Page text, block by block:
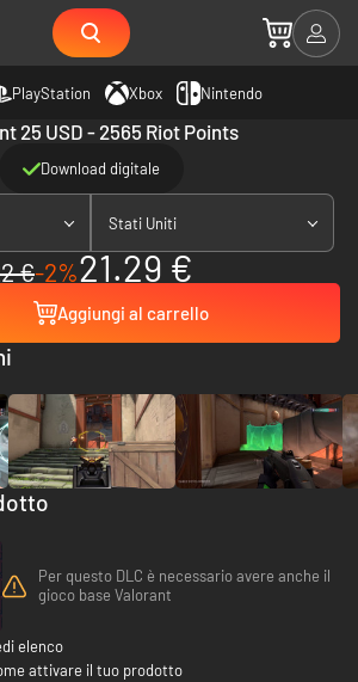
PlayStation Xbox Nintendo
25 USD - 2565 Riot Points
Download digitale
Stati Uniti
€-2%21.29 €
Aggiungi al carrello
Per questo DLC è necessario avere anche il
gioco base Valorant
elenco
attivare il tuo prodotto